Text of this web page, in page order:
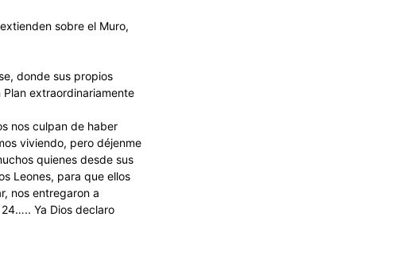
sobre el Muro,
donde sus propios
extraordinariamente
nos culpan de haber
viviendo, pero déjenme
quienes desde sus
Leones, para que ellos
nos entregaron a
Ya Dios declaro